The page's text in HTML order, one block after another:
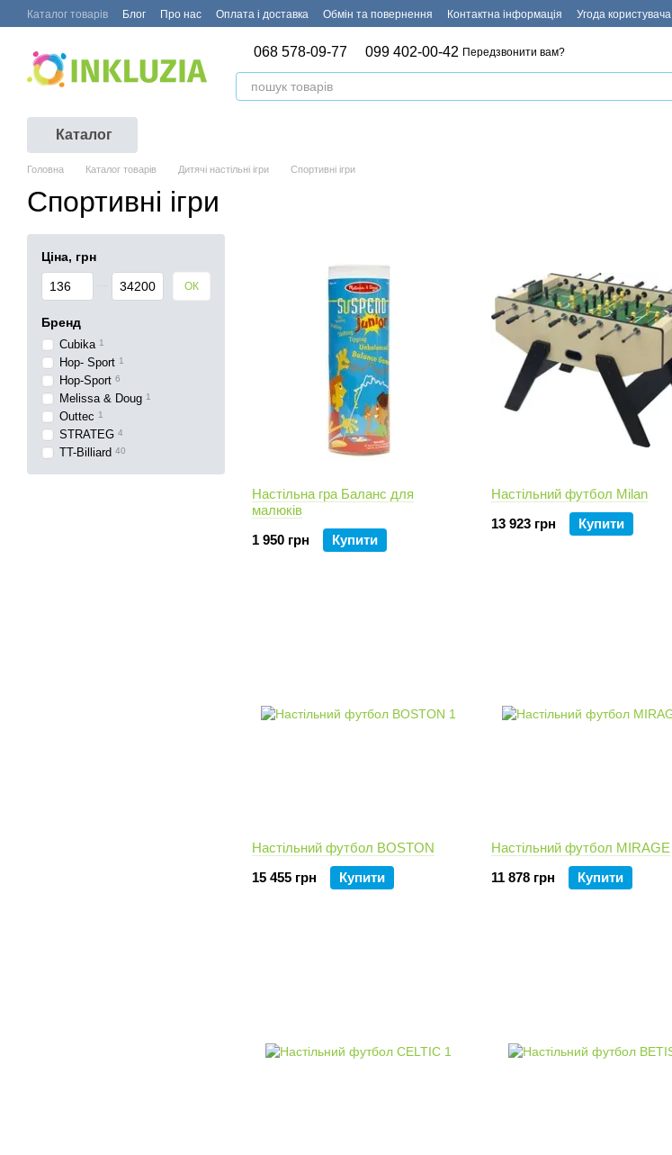
Перейти до основного контенту
Каталог товарів Блог Про нас Оплата і доставка Обмін та повернення Контактна інформація Угода користувача
068 578-09-77 099 402-00-42 Передзвонити вам?
Каталог
Головна Каталог товарів Дитячі настільні ігри Спортивні ігри
Спортивні ігри
Настільна гра Баланс для
малюків
1 950 грн
Купити
Настільний футбол Milan
13 923 грн
Купити
Настільний футбол BOSTON
15 455 грн
Купити
Настільний футбол MIRAGE
11 878 грн
Купити
Ціна, грн
Від Ціна, грн
До Ціна, грн ОК
Бренд
Cubika 1
Hop- Sport 1
Hop-Sport 6
Melissa & Doug 1
Outtec 1
STRATEG 4
TT-Billiard 40